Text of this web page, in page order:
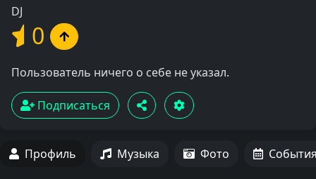
DJ
0
Пользователь ничего о себе не указал.
Подписаться
Профиль Музыка Фото